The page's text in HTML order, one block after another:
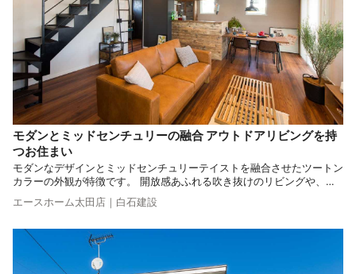
モダンとミッドセンチュリーの融合 アウトドアリビングを持
つお住まい
モダンなデザインとミッドセンチュリーテイストを融合させたツートン
カラーの外観が特徴です。 開放感あふれる吹き抜けのリビングや、木
目調のキッチンが、暖かみとかっこよさを演出。 リラックスできる空
間作りをコンセプトに、断熱性や耐震性にも優れた家づくりを実現しま
エースホーム太田店｜白石建設